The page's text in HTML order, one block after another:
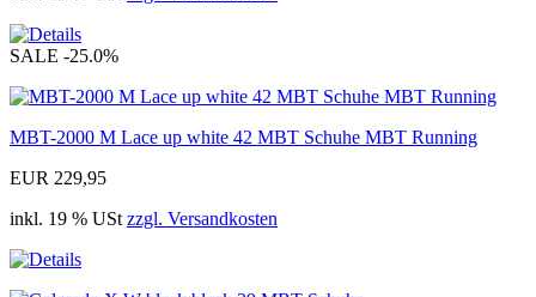
SALE -25.0%
MBT-2000 M Lace up white 42 MBT Schuhe MBT Running
EUR 229,95
inkl. 19 % USt zzgl. Versandkosten